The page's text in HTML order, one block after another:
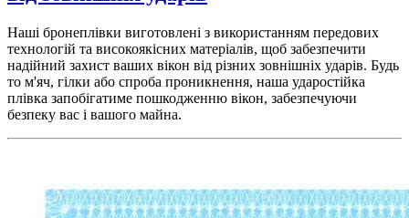
Наші бронеплівки виготовлені з використанням передових
технологій та високоякісних матеріалів, щоб забезпечити
надійний захист ваших вікон від різних зовнішніх ударів. Будь
то м'яч, гілки або спроба проникнення, наша ударостійка
плівка запобігатиме пошкодженню вікон, забезпечуючи
безпеку вас і вашого майна.